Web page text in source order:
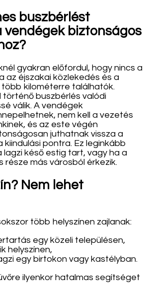
buszbérlést
vendégek biztonságos
gyakran előfordul, hogy nincs a
az éjszakai közlekedés és a
több kilométerre találhatók.
történő buszbérlés valódi
válik. A vendégek
nem kell a vezetés
és az este végén
juthatnak vissza a
kiindulási pontra. Ez leginkább
lagzi késő estig tart, vagy ha a
része más városból érkezik.
Nem lehet
több helyszínen zajlanak:
egy közeli településen,
helyszínen,
egy birtokon vagy kastélyban.
ilyenkor hatalmas segítséget